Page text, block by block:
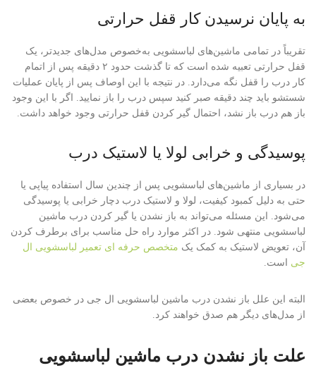
به پایان نرسیدن کار قفل حرارتی
تقریباً در تمامی ماشین‌های لباسشویی به‌خصوص مدل‌های جدیدتر، یک
قفل حرارتی تعبیه شده است که تا گذشت حدود ۲ دقیقه پس از اتمام
کار درب را قفل نگه می‌دارد. در نتیجه با این اوصاف پس از پایان عملیات
شستشو باید چند دقیقه صبر کنید سپس درب را باز نمایید. اگر با این وجود
باز هم درب باز نشد، احتمال گیر کردن قفل حرارتی وجود خواهد داشت.
پوسیدگی و خرابی لولا یا لاستیک درب
در بسیاری از ماشین‌های لباسشویی پس از چندین سال استفاده پیاپی یا
حتی به دلیل کمبود کیفیت، لولا و لاستیک درب دچار خرابی یا پوسیدگی
می‌شود. این مسئله می‌‌تواند به باز نشدن یا گیر کردن درب ماشین
لباسشویی منتهی شود. در اکثر موارد راه حل مناسب برای برطرف کردن
آن، تعویض لاستیک به کمک یک متخصص حرفه ای تعمیر لباسشویی ال
جی است.
البته این علل باز نشدن درب ماشین لباسشویی ال جی در خصوص بعضی
از مدل‌های دیگر هم صدق خواهند کرد.
علت باز نشدن درب ماشین لباسشویی